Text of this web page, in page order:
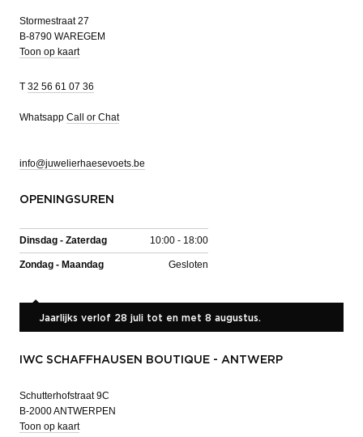
Stormestraat 27
B-8790 WAREGEM
Toon op kaart
T 32 56 61 07 36
Whatsapp Call or Chat
info@juwelierhaesevoets.be
OPENINGSUREN
Dinsdag - Zaterdag 10:00 - 18:00
Zondag - Maandag Gesloten
Jaarlijks verlof 28 juli tot en met 8 augustus.
IWC SCHAFFHAUSEN BOUTIQUE - ANTWERP
Schutterhofstraat 9C
B-2000 ANTWERPEN
Toon op kaart